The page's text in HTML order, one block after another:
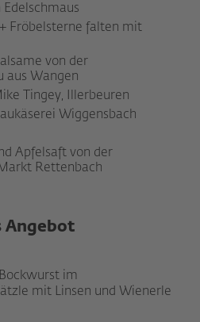
Edelschmaus
Fröbelsterne falten mit
von der
aus Wangen
Tingey, Illerbeuren
Wiggensbach
Apfelsaft von der
Rettenbach
Angebot
im
mit Linsen und Wienerle